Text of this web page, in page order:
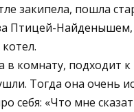
закипела, пошла
Птицей-Найденышем,
в комнату, подходит к
Тогда она очень
себя: «Что мне